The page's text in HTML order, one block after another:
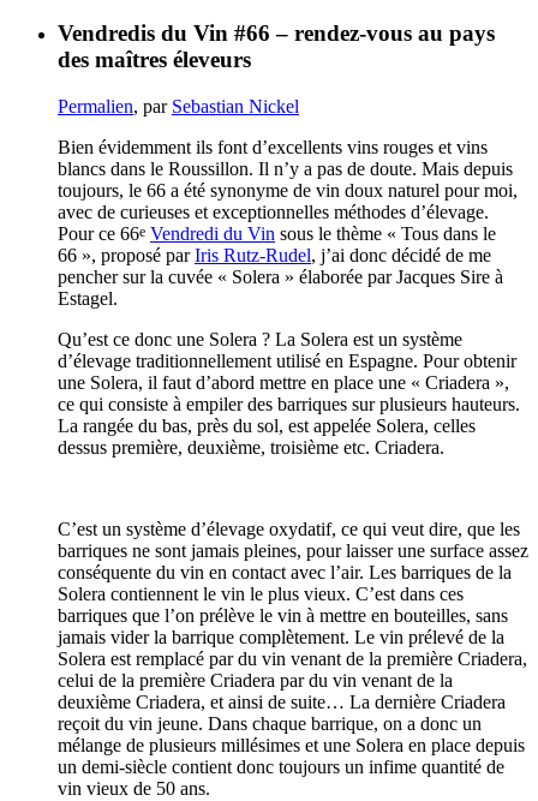
Vendredis du Vin #66 – rendez-vous au pays
des maîtres éleveurs
Permalien, par Sebastian Nickel
Bien évidemment ils font d’excellents vins rouges et vins
blancs dans le Roussillon. Il n’y a pas de doute. Mais depuis
toujours, le 66 a été synonyme de vin doux naturel pour moi,
avec de curieuses et exceptionnelles méthodes d’élevage.
Pour ce 66e Vendredi du Vin sous le thème « Tous dans le
66 », proposé parIris Rutz-Rudel, j’ai donc décidé de me
pencher sur la cuvée « Solera » élaborée par Jacques Sire à
Estagel.
Qu’est ce donc une Solera ? La Solera est un système
d’élevage traditionnellement utilisé en Espagne. Pour obtenir
une Solera, il faut d’abord mettre en place une « Criadera »,
ce qui consiste à empiler des barriques sur plusieurs hauteurs.
La rangée du bas, près du sol, est appelée Solera, celles
dessus première, deuxième, troisième etc. Criadera.
C’est un système d’élevage oxydatif, ce qui veut dire, que les
barriques ne sont jamais pleines, pour laisser une surface assez
conséquente du vin en contact avec l’air. Les barriques de la
Solera contiennent le vin le plus vieux. C’est dans ces
barriques que l’on prélève le vin à mettre en bouteilles, sans
jamais vider la barrique complètement. Le vin prélevé de la
Solera est remplacé par du vin venant de la première Criadera,
celui de la première Criadera par du vin venant de la
deuxième Criadera, et ainsi de suite… La dernière Criadera
reçoit du vin jeune. Dans chaque barrique, on a donc un
mélange de plusieurs millésimes et une Solera en place depuis
un demi-siècle contient donc toujours un infime quantité de
vin vieux de 50 ans.